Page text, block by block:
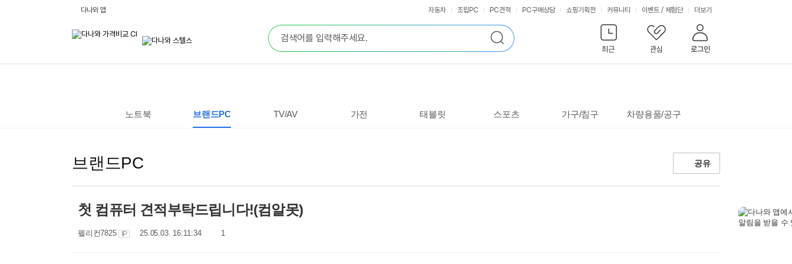
다
통
합
검
색
검
색
최근
관심 로그인
다나와 앱 자동차 조립PC PC견적 PC구매상담 쇼핑기획전 커뮤니티 이벤트 / 체험단 서
비
스
더보기
노트북 브랜드PC TV/AV 가전 태블릿 스포츠 가구/침구 차량용품/공구
브랜드PC 공유
첫 컴퓨터 견적부탁드립니다!(컴알못)
작
펠리컨7825 IP
작
25.05.03. 16:11:34
댓1